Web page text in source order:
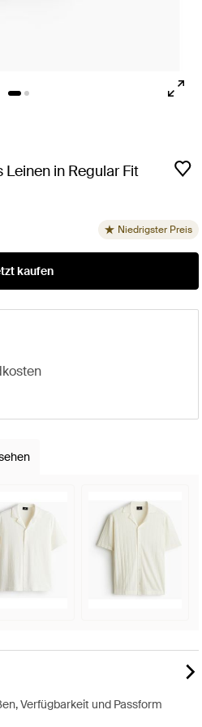
in Regular Fit
Niedrigster Preis
kaufen
Verfügbarkeit und Passform